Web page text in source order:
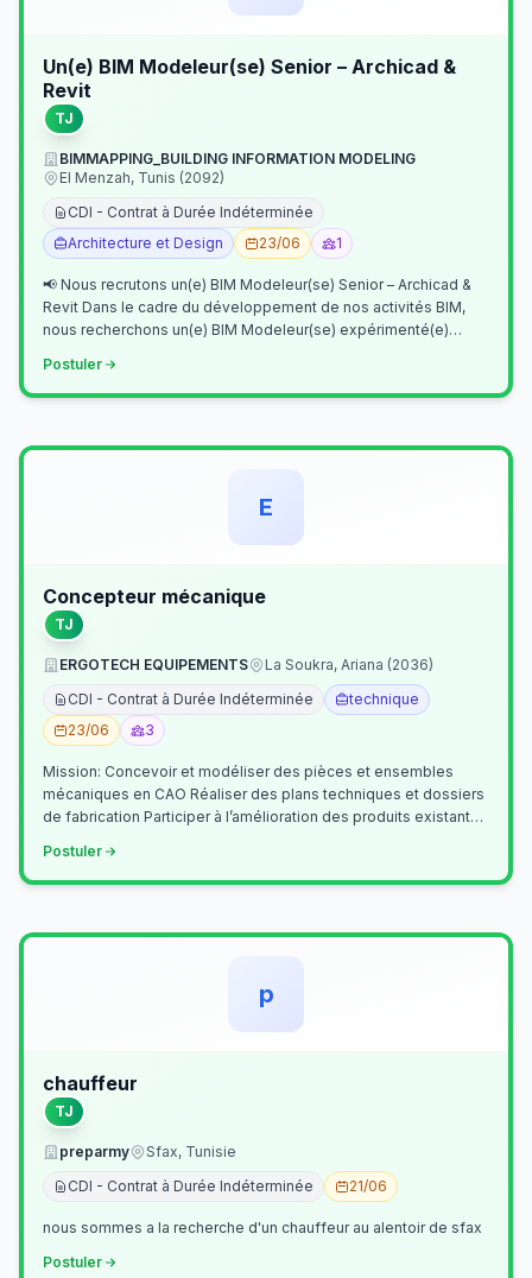
Un(e) BIM Modeleur(se) Senior – Archicad &
Revit
TJ
BIMMAPPING_BUILDING INFORMATION MODELING
El Menzah, Tunis (2092)
CDI - Contrat à Durée Indéterminée
Architecture et Design
23/06 1
📢 Nous recrutons un(e) BIM Modeleur(se) Senior – Archicad &
Revit Dans le cadre du développement de nos activités BIM,
nous recherchons un(e) BIM Modeleur(se) expérimenté(e)
Postuler
E
Concepteur mécanique
TJ
ERGOTECH EQUIPEMENTS
La Soukra, Ariana (2036)
CDI - Contrat à Durée Indéterminée
technique
23/06
3
Mission: Concevoir et modéliser des pièces et ensembles
mécaniques en CAO Réaliser des plans techniques et dossiers
de fabrication Participer à l’amélioration des produits existants
Postuler
p
chauffeur
TJ
preparmy
Sfax, Tunisie
CDI - Contrat à Durée Indéterminée
21/06
nous sommes a la recherche d'un chauffeur au alentoir de sfax
Postuler